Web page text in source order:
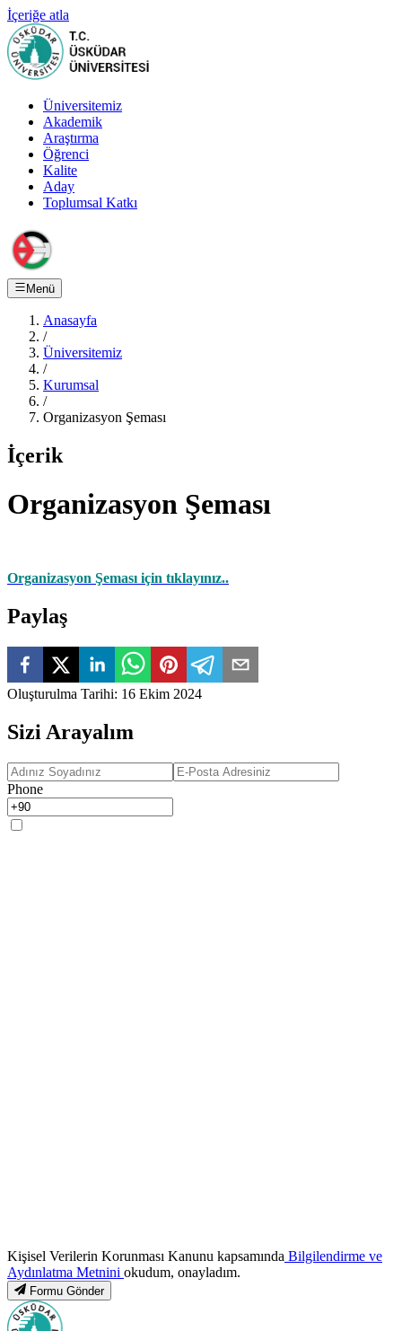
İçeriğe atla
Üniversitemiz
Akademik
Araştırma
Öğrenci
Kalite
Aday
Toplumsal Katkı
Menü
Anasayfa
/
Üniversitemiz
/
Kurumsal
/
Organizasyon Şeması
İçerik
Organizasyon Şeması
Organizasyon Şeması için tıklayınız..
Paylaş
Oluşturulma Tarihi: 16 Ekim 2024
Sizi Arayalım
Phone
Kişisel Verilerin Korunması Kanunu kapsamında Bilgilendirme ve
Aydınlatma Metnini okudum, onayladım.
Formu Gönder